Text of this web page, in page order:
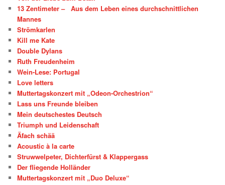
13 Zentimeter – Aus dem Leben eines durchschnittlichen
Mannes
Strömkarlen
Kill me Kate
Double Dylans
Ruth Freudenheim
Wein-Lese: Portugal
Love letters
Muttertagskonzert mit „Odeon-Orchestrion“
Lass uns Freunde bleiben
Mein deutschestes Deutsch
Triumph und Leidenschaft
Äfach schää
Acoustic à la carte
Struwwelpeter, Dichterfürst & Klappergass
Der fliegende Holländer
Muttertagskonzert mit „Duo Deluxe“